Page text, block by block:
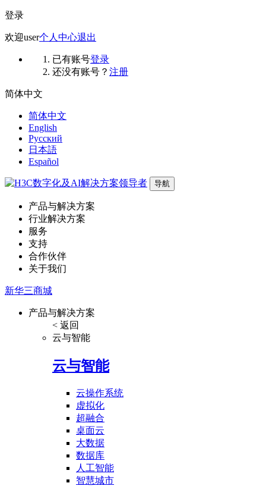
登录
欢迎user个人中心退出
已有账号登录
还没有账号？ 注册
简体中文
简体中文
English
Русский
日本語
Español
导航
产品与解决方案
行业解决方案
服务
支持
合作伙伴
关于我们
新华三商城
产品与解决方案
< 返回
云与智能
云与智能
云操作系统
虚拟化
超融合
桌面云
大数据
数据库
人工智能
智慧城市